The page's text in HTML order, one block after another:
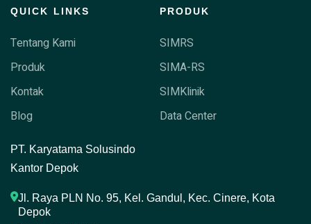
QUICK LINKS
Tentang Kami
Produk
Kontak
Blog
PRODUK
SIMRS
SIMA-RS
SIMKlinik
Data Center
PT. Karyatama Solusindo
Kantor Depok
Jl. Raya PLN No. 95, Kel. Gandul, Kec. Cinere, Kota
Depok